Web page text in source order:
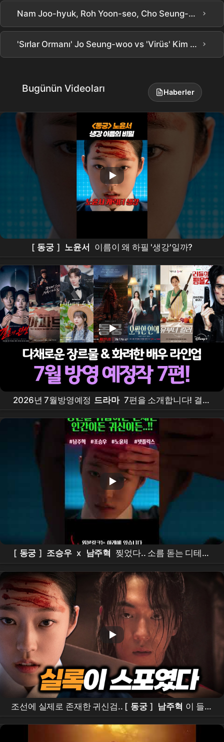
Nam Joo-hyuk, Roh Yoon-seo, Cho Seung-woo: Efsane Kadro! Netflix Okült Tarihi Dizisi 'Donggung' Gelecek Ayın 17'sinde Yayınlanıyor #Donggung #Netflix #NamJooHyuk #RohYoonSeo #ChoSeungWoo ›
'Sırlar Ormanı' Jo Seung-woo vs 'Virüs' Kim Yoon-seok, Bae Doo Na'nın seçimi? 💦 ｜ Bae Doo Na / MTN STAR ›
Bugünün Videoları Haberler
[ 동궁 ] 노윤서 이름이 왜 하필 '생강'일까?
2026년 7월방영예정 드라마 7편을 소개합니다! 결혼
의완성, 아파트 , 그대에게드림, 동궁 , 오싹한연애, 유
부녀킬러, 킬리들의쇼핑몰시즌2 #7월 드라마
#7월방영 드라마
[ 동궁 ] 조승우 x 남주혁
찢었다.. 소름 돋는 디테일
ㄷㄷ 넷플릭스 신작 [ 동궁 ] 티저 정밀 분석!이건 재미
있는 건 다 있는데??? #the east palace # netflix
조선에 실제로 존재한 귀신검.. [ 동궁 ] 남주혁 이 들었
다ㄷㄷ